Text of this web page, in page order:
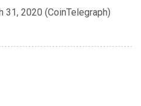
31, 2020 (CoinTelegraph)